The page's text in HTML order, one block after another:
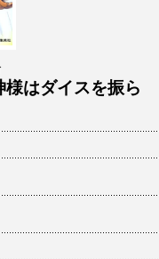
はダイスを振ら